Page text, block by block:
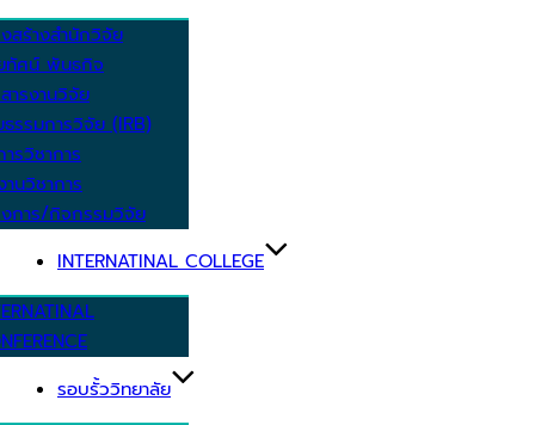
สร้างสำนักวิจัย
ทัศน์ พันธกิจ
ารงานวิจัย
รรมการวิจัย (IRB)
รวิชาการ
นวิชาการ
งการ/กิจกรรมวิจัย
INTERNATINAL COLLEGE
รอบรั้ววิทยาลัย